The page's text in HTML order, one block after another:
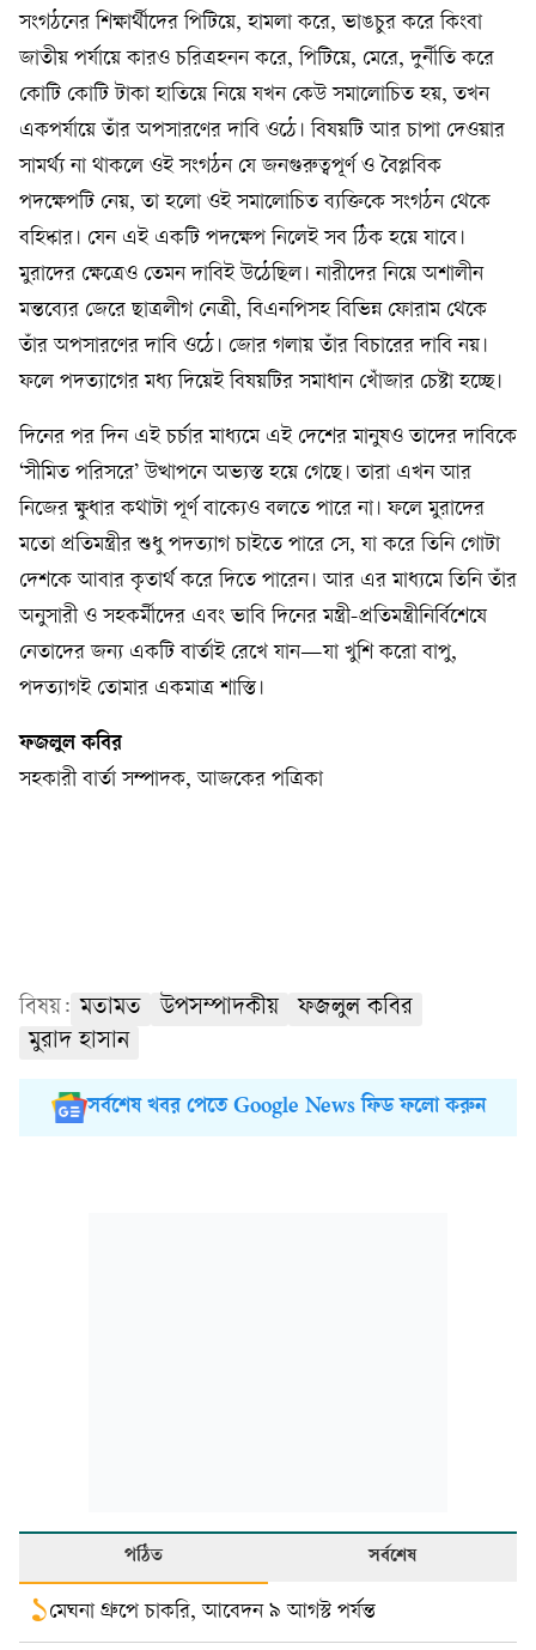
সংগঠনের শিক্ষার্থীদের পিটিয়ে, হামলা করে, ভাঙচুর করে কিংবা
জাতীয় পর্যায়ে কারও চরিত্রহনন করে, পিটিয়ে, মেরে, দুর্নীতি করে
কোটি কোটি টাকা হাতিয়ে নিয়ে যখন কেউ সমালোচিত হয়, তখন
একপর্যায়ে তাঁর অপসারণের দাবি ওঠে। বিষয়টি আর চাপা দেওয়ার
সামর্থ্য না থাকলে ওই সংগঠন যে জনগুরুত্বপূর্ণ ও বৈপ্লবিক
পদক্ষেপটি নেয়, তা হলো ওই সমালোচিত ব্যক্তিকে সংগঠন থেকে
বহিষ্কার। যেন এই একটি পদক্ষেপ নিলেই সব ঠিক হয়ে যাবে।
মুরাদের ক্ষেত্রেও তেমন দাবিই উঠেছিল। নারীদের নিয়ে অশালীন
মন্তব্যের জেরে ছাত্রলীগ নেত্রী, বিএনপিসহ বিভিন্ন ফোরাম থেকে
তাঁর অপসারণের দাবি ওঠে। জোর গলায় তাঁর বিচারের দাবি নয়।
ফলে পদত্যাগের মধ্য দিয়েই বিষয়টির সমাধান খোঁজার চেষ্টা হচ্ছে।
দিনের পর দিন এই চর্চার মাধ্যমে এই দেশের মানুষও তাদের দাবিকে
‘সীমিত পরিসরে’ উত্থাপনে অভ্যস্ত হয়ে গেছে। তারা এখন আর
নিজের ক্ষুধার কথাটা পূর্ণ বাক্যেও বলতে পারে না। ফলে মুরাদের
মতো প্রতিমন্ত্রীর শুধু পদত্যাগ চাইতে পারে সে, যা করে তিনি গোটা
দেশকে আবার কৃতার্থ করে দিতে পারেন। আর এর মাধ্যমে তিনি তাঁর
অনুসারী ও সহকর্মীদের এবং ভাবি দিনের মন্ত্রী-প্রতিমন্ত্রীনির্বিশেষে
নেতাদের জন্য একটি বার্তাই রেখে যান—যা খুশি করো বাপু,
পদত্যাগই তোমার একমাত্র শাস্তি।
ফজলুল কবির
সহকারী বার্তা সম্পাদক, আজকের পত্রিকা
বিষয়: মতামত উপসম্পাদকীয়
ফজলুল কবির
মুরাদ হাসান
সর্বশেষ খবর পেতে Google News ফিড ফলো করুন
পঠিত সর্বশেষ
১মেঘনা গ্রুপে চাকরি, আবেদন ৯ আগস্ট পর্যন্ত